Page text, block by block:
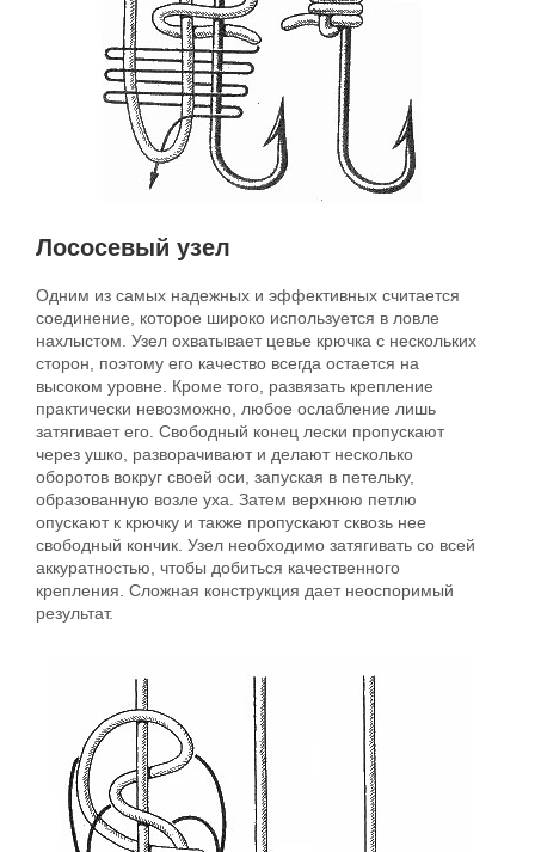
Лососевый узел
Одним из самых надежных и эффективных считается
соединение, которое широко используется в ловле
нахлыстом. Узел охватывает цевье крючка с нескольких
сторон, поэтому его качество всегда остается на
высоком уровне. Кроме того, развязать крепление
практически невозможно, любое ослабление лишь
затягивает его. Свободный конец лески пропускают
через ушко, разворачивают и делают несколько
оборотов вокруг своей оси, запуская в петельку,
образованную возле уха. Затем верхнюю петлю
опускают к крючку и также пропускают сквозь нее
свободный кончик. Узел необходимо затягивать со всей
аккуратностью, чтобы добиться качественного
крепления. Сложная конструкция дает неоспоримый
результат.